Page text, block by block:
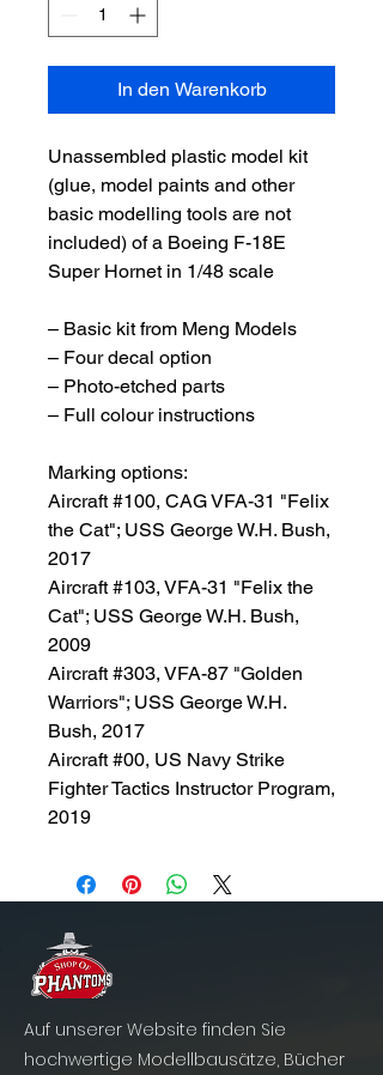
In den Warenkorb
Unassembled plastic model kit
(glue, model paints and other
basic modelling tools are not
included) of a Boeing F-18E
Super Hornet in 1/48 scale
– Basic kit from Meng Models
– Four decal option
– Photo-etched parts
– Full colour instructions
Marking options:
Aircraft #100, CAG VFA-31 "Felix
the Cat"; USS George W.H. Bush,
2017
Aircraft #103, VFA-31 "Felix the
Cat"; USS George W.H. Bush,
2009
Aircraft #303, VFA-87 "Golden
Warriors"; USS George W.H.
Bush, 2017
Aircraft #00, US Navy Strike
Fighter Tactics Instructor Program,
2019
Auf unserer Website finden Sie
hochwertige Modellbausätze, Bücher